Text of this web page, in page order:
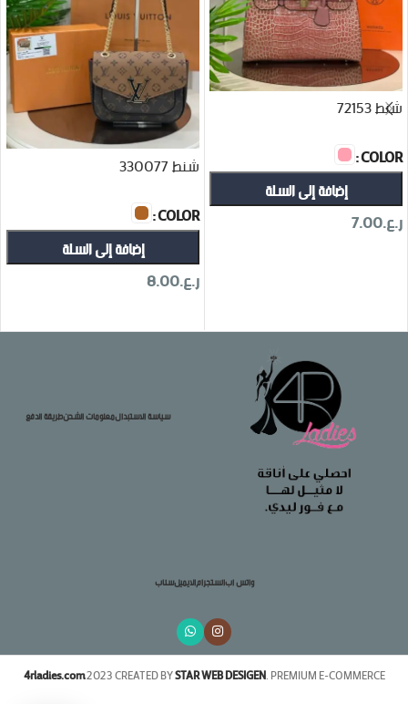
شنط 72153
COLOR
إضافة إلى السلة
ر.ع.7.00
شنط 330077
COLOR
إضافة إلى السلة
ر.ع.8.00
سياسة الاستبدالمعلومات الشحنطريقة الدفع
واتس ابانستجرامالايميلسناب
4rladies.com2023 CREATED BYSTAR WEB DESIGEN. PREMIUM E-COMMERCE